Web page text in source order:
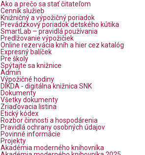
Ako a prečo sa stať čitateľom
Cenník služieb
Knižničný a výpožičný poriadok
Prevádzkový poriadok detského kútika
SmartLab – pravidlá používania
Predlžovanie výpožičiek
Online rezervácia kníh a hier cez katalóg
Expresný balíček
Pre školy
Spýtajte sa knižnice
Admin
Výpožičné hodiny
DIKDA - digitálna knižnica SNK
Dokumenty
Všetky dokumenty
Zriaďovacia listina
Etický kódex
Rozbor činnosti a hospodárenia
Pravidlá ochrany osobných údajov
Povinné informácie
Projekty
Akadémia moderného knihovníka